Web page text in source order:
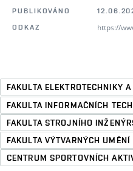
PUBLIKOVÁNO
ODKAZ
https://
FAKULTA ELEKTROTECHNIKY
FAKULTA INFORMAČNÍCH
FAKULTA STROJNÍHO
FAKULTA VÝTVARNÝCH UMĚNÍ
CENTRUM SPORTOVNÍCH